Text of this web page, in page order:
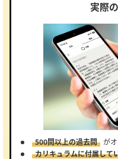
実際
500問以上の過去問 が
カリキュラムに付属して